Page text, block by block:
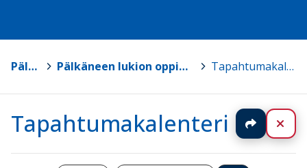
Pälkäne Pälkäneen lukion oppimateriaalisivut > Tapahtumakalenteri
Tapahtumakalenteri Jaa